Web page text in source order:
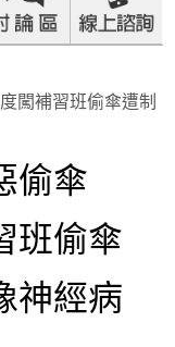
闖補習班偷傘遭制
偷傘
班偷傘
神經病